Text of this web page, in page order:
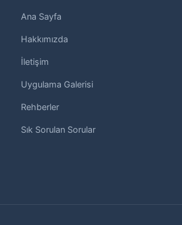
Ana Sayfa
Hakkımızda
İletişim
Uygulama Galerisi
Rehberler
Sık Sorulan Sorular